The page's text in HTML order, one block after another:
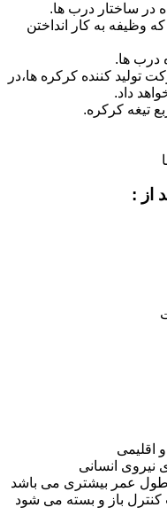
در ساختار درب ها.
وظیفه به کار انداختن
درب ها.
کننده کرکره ها،در
داد.
تیغه کرکره.
از :
اقلیمی
نیروی انسانی
عمر بیشتری می باشد
باز و بسته می شود